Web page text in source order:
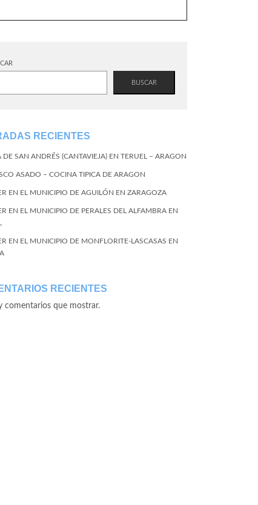
BUSCAR
RECIENTES
DE SAN ANDRÉS (CANTAVIEJA) EN TERUEL – ARAGON
ASADO – COCINA TIPICA DE ARAGON
EN EL MUNICIPIO DE AGUILÓN EN ZARAGOZA
EN EL MUNICIPIO DE PERALES DEL ALFAMBRA EN
EN EL MUNICIPIO DE MONFLORITE-LASCASAS EN
RECIENTES
comentarios que mostrar.